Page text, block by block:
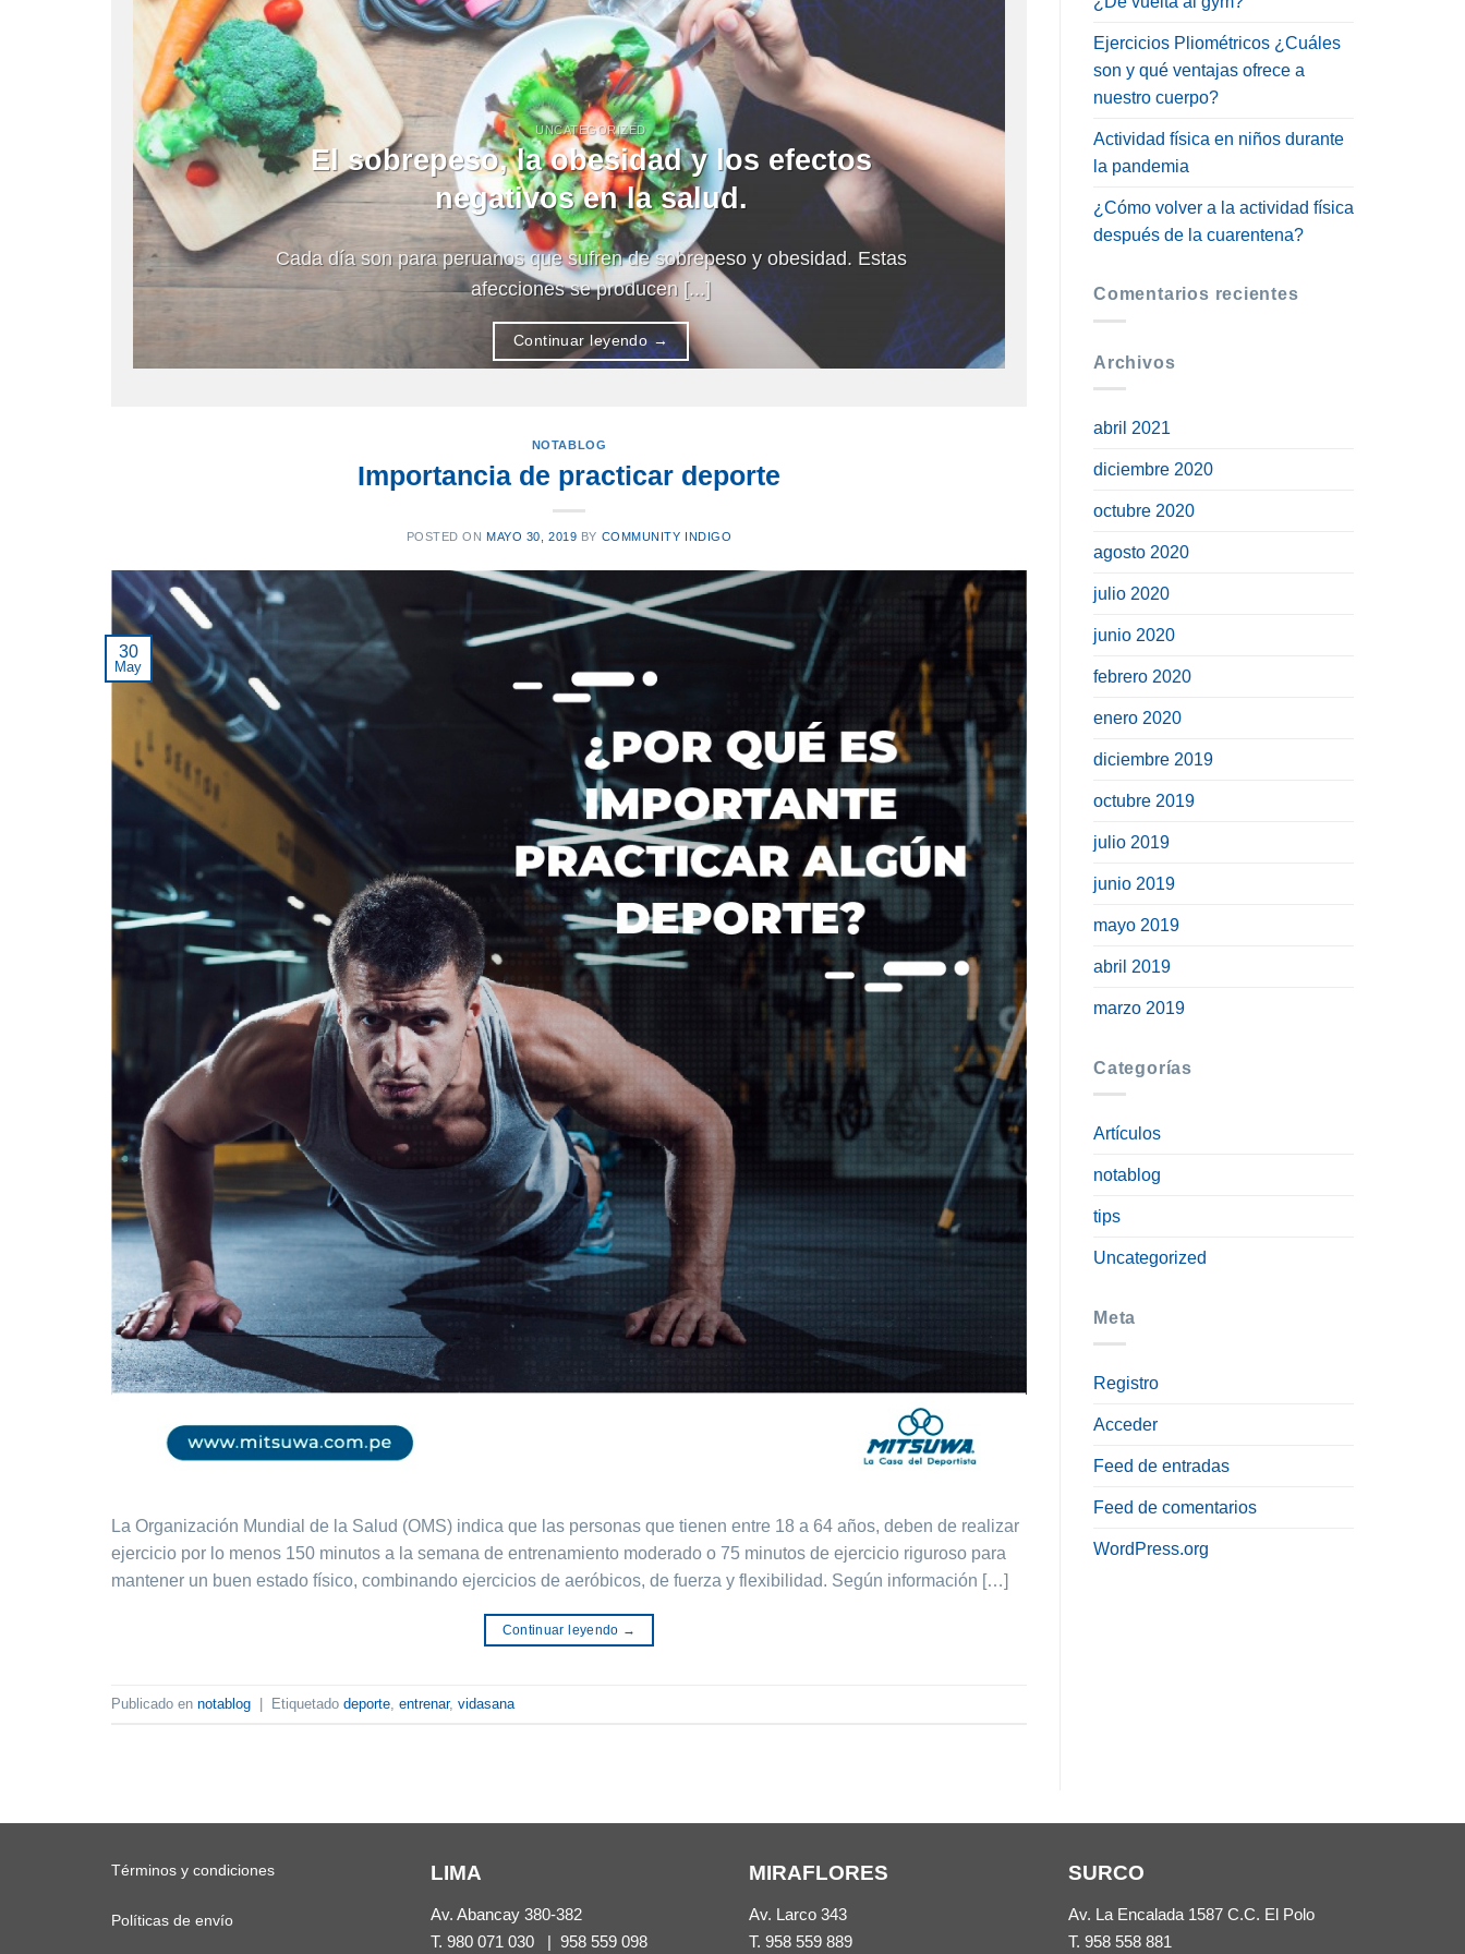
UNCATEGORIZED
El sobrepeso, la obesidad y los efectos
negativos en la salud.
Cada día son para peruanos que sufren de sobrepeso y obesidad. Estas
afecciones se producen [...]
Continuar leyendo→
NOTABLOG
Importancia de practicar deporte
POSTED ON MAYO 30, 2019 BY COMMUNITY INDIGO
30
May
La Organización Mundial de la Salud (OMS) indica que las personas que tienen entre 18 a 64 años, deben de realizar
ejercicio por lo menos 150 minutos a la semana de entrenamiento moderado o 75 minutos de ejercicio riguroso para
mantener un buen estado físico, combinando ejercicios de aeróbicos, de fuerza y flexibilidad. Según información […]
Continuar leyendo →
Publicado en notablog Etiquetado deporte entrenar, vidasana
Ejercicios Pliométricos ¿Cuáles
son y qué ventajas ofrece a
nuestro cuerpo?
Actividad física en niños durante
la pandemia
¿Cómo volver a la actividad física
después de la cuarentena?
Comentarios recientes
Archivos
abril 2021
diciembre 2020
octubre 2020
agosto 2020
julio 2020
junio 2020
febrero 2020
enero 2020
diciembre 2019
octubre 2019
julio 2019
junio 2019
mayo 2019
abril 2019
marzo 2019
Categorías
Artículos
notablog
tips
Uncategorized
Meta
Registro
Acceder
Feed de entradas
Feed de comentarios
WordPress.org
Términos y condiciones
Políticas de envío
LIMA
Av. Abancay 380-382
T. 980 071 030| 958 559 098
MIRAFLORES
Av. Larco 343
T. 958 559 889
SURCO
Av. La Encalada 1587 C.C. El Polo
T. 958 558 881